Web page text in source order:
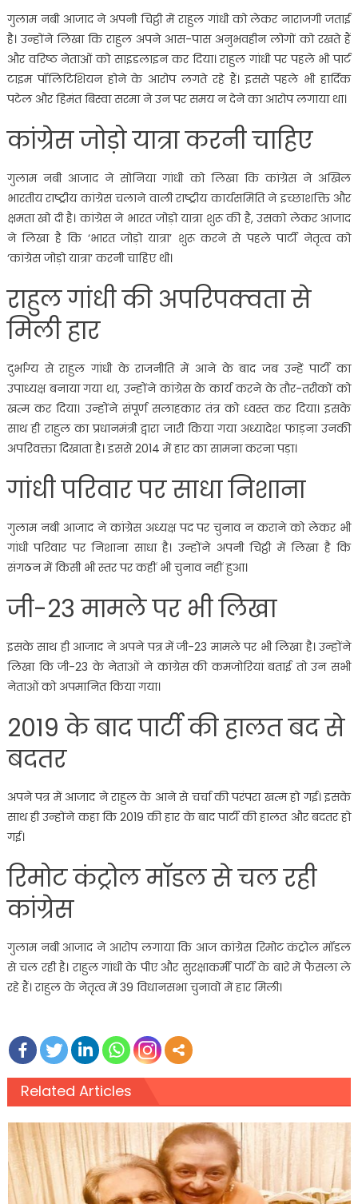
गुलाम नबी आजाद ने अपनी चिट्ठी में राहुल गांधी को लेकर नाराजगी जताई
है। उन्होंने लिखा कि राहुल अपने आस-पास अनुभवहीन लोगों को रखते हैं
और वरिष्ठ नेताओं को साइडलाइन कर दिया। राहुल गांधी पर पहले भी पार्ट
टाइम पॉलिटिशियन होने के आरोप लगते रहे हैं। इससे पहले भी हार्दिक
पटेल और हिमंत बिस्वा सरमा ने उन पर समय न देने का आरोप लगाया था।
कांग्रेस जोड़ो यात्रा करनी चाहिए
गुलाम नबी आजाद ने सोनिया गांधी को लिखा कि कांग्रेस ने अखिल
भारतीय राष्ट्रीय कांग्रेस चलाने वाली राष्ट्रीय कार्यसमिति ने इच्छाशक्ति और
क्षमता खो दी है। कांग्रेस ने भारत जोड़ो यात्रा शुरू की है, उसको लेकर आजाद
ने लिखा है कि ‘भारत जोड़ो यात्रा’ शुरू करने से पहले पार्टी नेतृत्व को
‘कांग्रेस जोड़ो यात्रा’ करनी चाहिए थी।
राहुल गांधी की अपरिपक्वता से
मिली हार
दुर्भाग्य से राहुल गांधी के राजनीति में आने के बाद जब उन्हें पार्टी का
उपाध्यक्ष बनाया गया था, उन्होंने कांग्रेस के कार्य करने के तौर-तरीकों को
खत्म कर दिया। उन्होंने संपूर्ण सलाहकार तंत्र को ध्वस्त कर दिया। इसके
साथ ही राहुल का प्रधानमंत्री द्वारा जारी किया गया अध्यादेश फाड़ना उनकी
अपरिवक्ता दिखाता है। इससे 2014 में हार का सामना करना पड़ा।
गांधी परिवार पर साधा निशाना
गुलाम नबी आजाद ने कांग्रेस अध्यक्ष पद पर चुनाव न कराने को लेकर भी
गांधी परिवार पर निशाना साधा है। उन्होंने अपनी चिट्ठी में लिखा है कि
संगठन में किसी भी स्तर पर कहीं भी चुनाव नहीं हुआ।
जी-23 मामले पर भी लिखा
इसके साथ ही आजाद ने अपने पत्र में जी-23 मामले पर भी लिखा है। उन्होंने
लिखा कि जी-23 के नेताओं ने कांग्रेस की कमजोरियां बताई तो उन सभी
नेताओं को अपमानित किया गया।
2019 के बाद पार्टी की हालत बद से
बदतर
अपने पत्र में आजाद ने राहुल के आने से चर्चा की परंपरा खत्म हो गई। इसके
साथ ही उन्होंने कहा कि 2019 की हार के बाद पार्टी की हालत और बदतर हो
गई।
रिमोट कंट्रोल मॉडल से चल रही
कांग्रेस
गुलाम नबी आजाद ने आरोप लगाया कि आज कांग्रेस रिमोट कंट्रोल मॉडल
से चल रही है। राहुल गांधी के पीए और सुरक्षाकर्मी पार्टी के बारे में फैसला ले
रहे हैं। राहुल के नेतृत्व में 39 विधानसभा चुनावों में हार मिली।
Related Articles